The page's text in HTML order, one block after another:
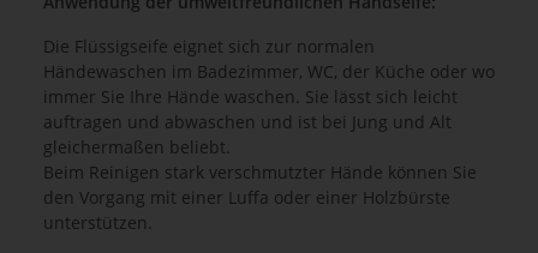
Die Flüssigseife eignet sich zur normalen
Händewaschen im Badezimmer, WC, der Küche oder wo
immer Sie Ihre Hände waschen. Sie lässt sich leicht
auftragen und abwaschen und ist bei Jung und Alt
gleichermaßen beliebt.
Beim Reinigen stark verschmutzter Hände können Sie
den Vorgang mit einer Luffa oder einer Holzbürste
unterstützen.